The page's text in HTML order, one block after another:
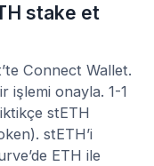
stake et
Connect Wallet.
işlemi onayla. 1-1
stETH
stETH’i
ETH ile